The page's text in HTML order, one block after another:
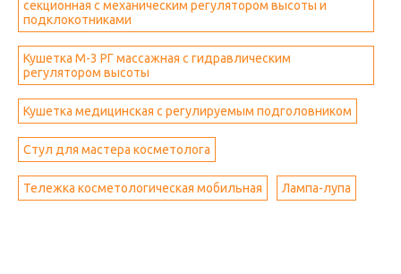
секционная с механическим регулятором высоты и
подклокотниками
Кушетка М-3 РГ массажная с гидравлическим
регулятором высоты
Кушетка медицинская с регулируемым подголовником
Стул для мастера косметолога
Тележка косметологическая мобильная Лампа-лупа